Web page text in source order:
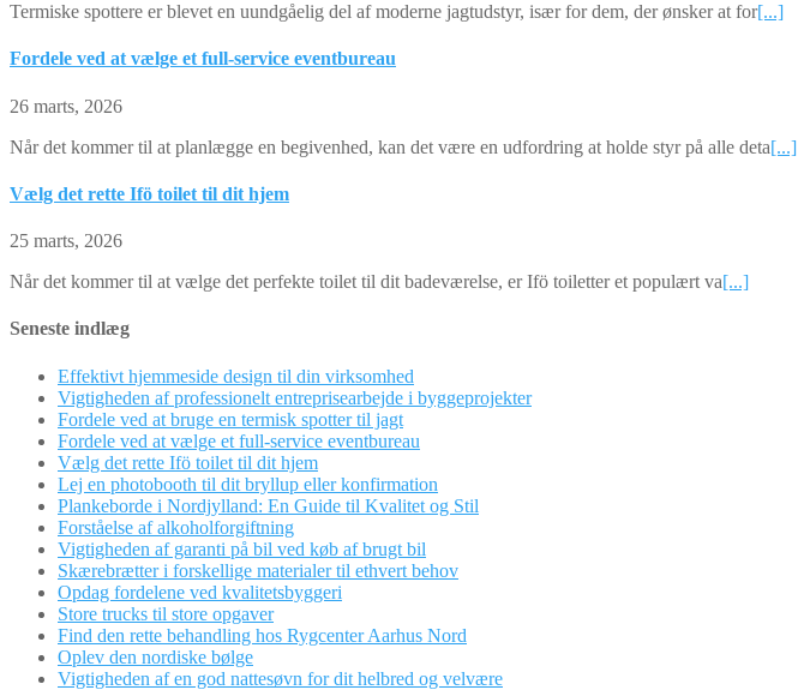
Termiske spottere er blevet en uundgåelig del af moderne jagtudstyr, især for dem, der ønsker at for[...]
Fordele ved at vælge et full-service eventbureau
26 marts, 2026
Når det kommer til at planlægge en begivenhed, kan det være en udfordring at holde styr på alle deta[...]
Vælg det rette Ifö toilet til dit hjem
25 marts, 2026
Når det kommer til at vælge det perfekte toilet til dit badeværelse, er Ifö toiletter et populært va[...]
Seneste indlæg
Effektivt hjemmeside design til din virksomhed
Vigtigheden af professionelt entreprisearbejde i byggeprojekter
Fordele ved at bruge en termisk spotter til jagt
Fordele ved at vælge et full-service eventbureau
Vælg det rette Ifö toilet til dit hjem
Lej en photobooth til dit bryllup eller konfirmation
Plankeborde i Nordjylland: En Guide til Kvalitet og Stil
Forståelse af alkoholforgiftning
Vigtigheden af garanti på bil ved køb af brugt bil
Skærebrætter i forskellige materialer til ethvert behov
Opdag fordelene ved kvalitetsbyggeri
Store trucks til store opgaver
Find den rette behandling hos Rygcenter Aarhus Nord
Oplev den nordiske bølge
Vigtigheden af en god nattesøvn for dit helbred og velvære